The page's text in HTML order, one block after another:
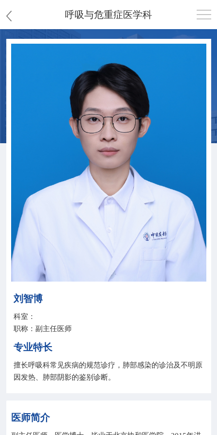
呼吸与危重症医学科
首页
教学科研
院务公开
联盟工作
健康科普
医院招聘
刘智博
科室：
职称：副主任医师
专业特长
擅长呼吸科常见疾病的规范诊疗，肺部感染的诊治及不明原
因发热、肺部阴影的鉴别诊断。
医师简介